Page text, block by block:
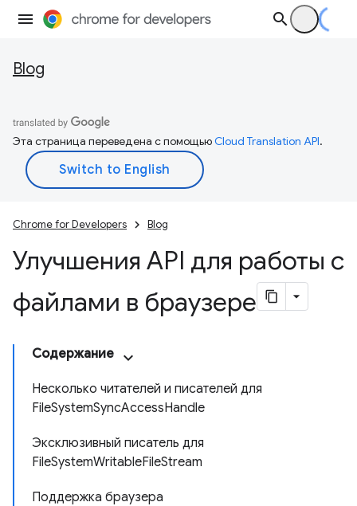
Blog
Эта страница переведена с помощьюCloud Translation API.
Chrome for Developers Blog
Улучшения API для работы с
файлами в браузере
Содержание
Несколько читателей и писателей для
FileSystemSyncAccessHandle
Эксклюзивный писатель для
FileSystemWritableFileStream
Поддержка браузера